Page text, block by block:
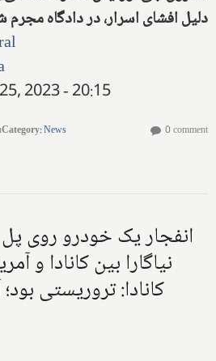
دلیل افشای اسرار، در دادگاه
2023 - 20:15
Category:News 0 comment
انفجار یک خودرو روی
نیاگارا بین کانادا و
کانادا: تروریستی